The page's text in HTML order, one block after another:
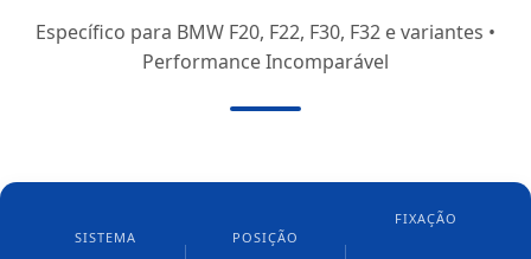
Específico para BMW F20, F22, F30, F32 e variantes •
Performance Incomparável
SISTEMA POSIÇÃO
FIXAÇÃO